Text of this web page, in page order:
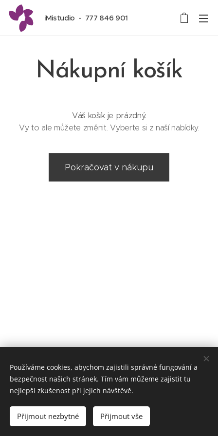
iMistudio - 777 846 901
Nákupní košík
Váš košík je prázdný.
Vy to ale můžete změnit. Vyberte si z naší nabídky.
Pokračovat v nákupu
© 2024 iMi STUDIO, Hotel Atom, Velkomeziříčská 45, 674 01 Třebíč
Designed OK Design
Cookies
Používáme cookies, abychom zajistili správné fungování a
bezpečnost našich stránek. Tím vám můžeme zajistit tu
nejlepší zkušenost při jejich návštěvě.
Přijmout nezbytné Přijmout vše